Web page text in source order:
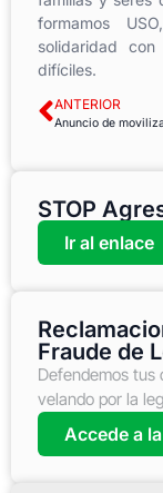
formamos
solidaridad
difíciles.
ANTERIOR
STOP
Ir al enlace
Fraude de
Defendemos tus
velando por la
Accede a